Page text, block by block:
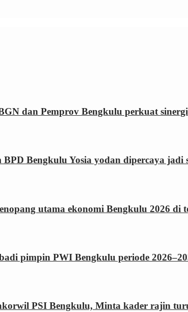
dan Pemprov Bengkulu perkuat
Bengkulu Yosia yodan dipercaya jadi
utama ekonomi Bengkulu 2026 di
pimpin PWI Bengkulu periode
PSI Bengkulu, Minta kader rajin